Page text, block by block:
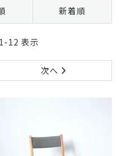
新着順
12 表示
次へ